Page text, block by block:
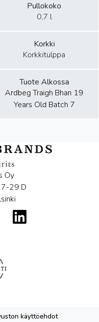
Pullokoko
0,7 l
Korkki
Korkkitulppa
Tuote Alkossa
Ardbeg Traigh Bhan 19
Years Old Batch 7
Oy
29 D
käyttöehdot